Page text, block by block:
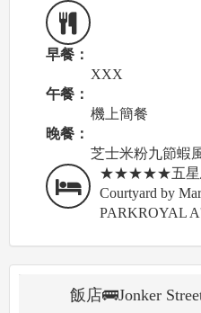
早餐：
XXX
午餐：
機上簡餐
晚餐：
芝士米粉九節蝦
★★★★★五星
Courtyard by
PARKROYAL
飯店🚌Jonker